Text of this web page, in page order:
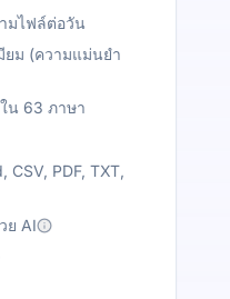
มไฟล์ต่อวัน
ยม (ความแม่นยำ
น 63 ภาษา
CSV, PDF, TXT,
ย AI